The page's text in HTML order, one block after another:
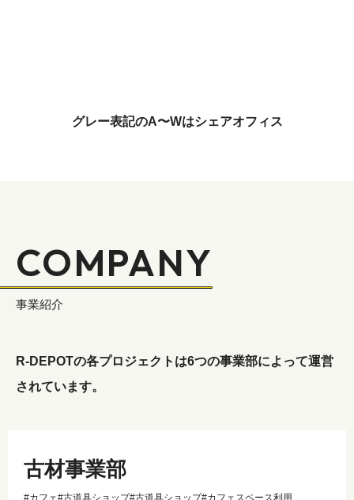
グレー表記のA〜Wはシェアオフィス
COMPANY
事業紹介
R-DEPOTの各プロジェクトは6つの事業部によって運営
されています。
古材事業部
#カフェ#古道具ショップ#古道具ショップ#カフェスペース利用